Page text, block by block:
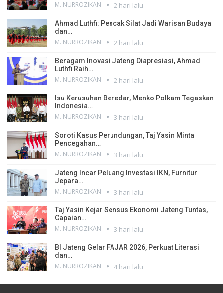
M. NURROZIKAN 2 hari lalu
Ahmad Luthfi: Pencak Silat Jadi Warisan Budaya
dan…
M. NURROZIKAN 2 hari lalu
Beragam Inovasi Jateng Diapresiasi, Ahmad
Luthfi Raih…
M. NURROZIKAN 2 hari lalu
Isu Kerusuhan Beredar, Menko Polkam Tegaskan
Indonesia…
M. NURROZIKAN 3 hari lalu
Soroti Kasus Perundungan, Taj Yasin Minta
Pencegahan…
M. NURROZIKAN 3 hari lalu
Jateng Incar Peluang Investasi IKN, Furnitur
Jepara…
M. NURROZIKAN 3 hari lalu
Taj Yasin Kejar Sensus Ekonomi Jateng Tuntas,
Capaian…
M. NURROZIKAN 3 hari lalu
BI Jateng Gelar FAJAR 2026, Perkuat Literasi
dan…
M. NURROZIKAN 4 hari lalu